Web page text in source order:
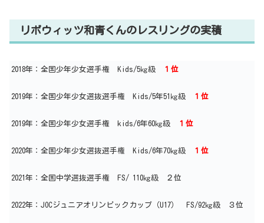
リボウィッツ和青くんのレスリングの実積
2018年：全国少年少女選手権 Kids/5㎏級 １位
2019年：全国少年少女選抜選手権 Kids/5年51㎏級 １位
2019年：全国少年少女選手権 kids/6年60㎏級 １位
2020年：全国少年少女選抜選手権 Kids/6年70㎏級 １位
2021年：全国中学選抜選手権 FS/ 110㎏級 ２位
2022年：JOCジュニアオリンピックカップ（U17） FS/92㎏級 ３位